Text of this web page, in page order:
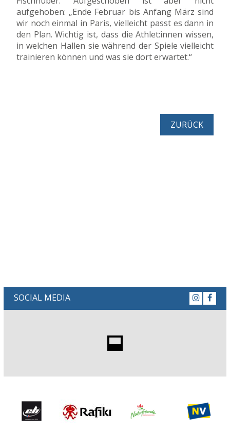
aufgehoben: „Ende Februar bis Anfang März sind
wir noch einmal in Paris, vielleicht passt es dann in
den Plan. Wichtig ist, dass die Athlet:innen wissen,
in welchen Hallen sie während der Spiele vielleicht
trainieren können und was sie dort erwartet.“
ZURÜCK
SOCIAL MEDIA